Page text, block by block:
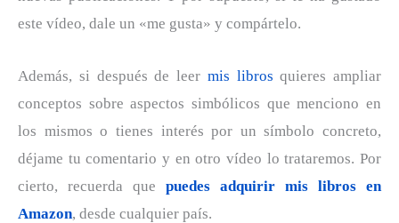
este vídeo, dale un «me gusta» y compártelo.
Además, si después de leer mis libros quieres ampliar
conceptos sobre aspectos simbólicos que menciono en
los mismos o tienes interés por un símbolo concreto,
déjame tu comentario y en otro vídeo lo trataremos. Por
cierto, recuerda que puedes adquirir mis libros en
Amazon, desde cualquier país.